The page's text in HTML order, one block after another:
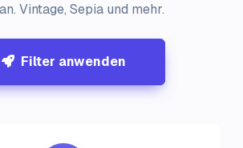
Vintage, Sepia und mehr.
Filter anwenden